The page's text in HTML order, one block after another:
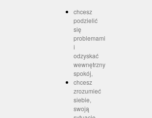
chcesz
podzielić
się
problemami
i
odzyskać
wewnętrzny
spokój,
chcesz
zrozumieć
siebie,
swoją